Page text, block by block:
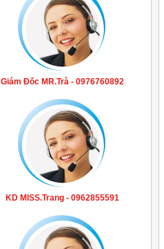
Giám Đốc MR.Trà - 0976760892
KD MISS.Trang - 0962855591